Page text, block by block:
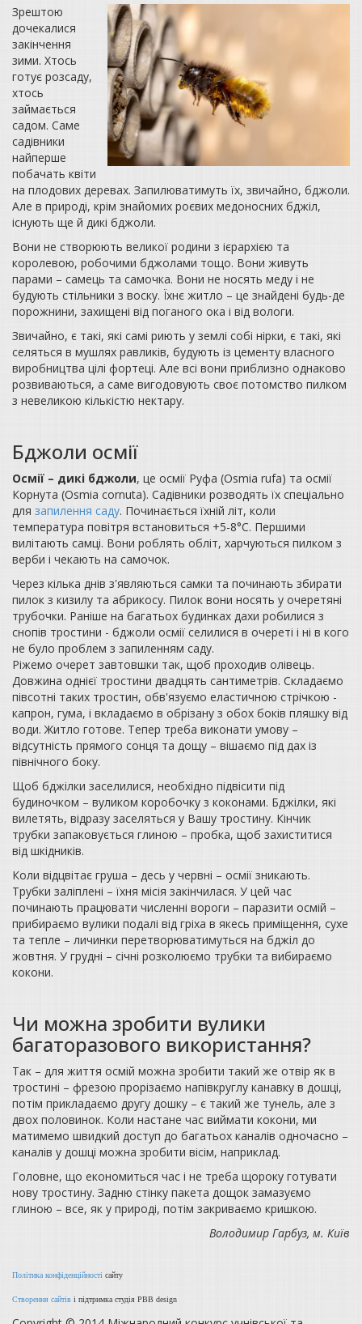
Зрештою
дочекалися
закінчення
зими. Хтось
готує розсаду,
хтось
займається
садом. Саме
садівники
найперше
побачать квіти
на плодових деревах. Запилюватимуть їх, звичайно, бджоли.
Але в природі, крім знайомих роєвих медоносних бджіл,
існують ще й дикі бджоли.
Вони не створюють великої родини з ієрархією та
королевою, робочими бджолами тощо. Вони живуть
парами – самець та самочка. Вони не носять меду і не
будують стільники з воску. Їхнє житло – це знайдені будь-де
порожнини, захищені від поганого ока і від вологи.
Звичайно, є такі, які самі риють у землі собі нірки, є такі, які
селяться в мушлях равликів, будують із цементу власного
виробництва цілі фортеці. Але всі вони приблизно однаково
розвиваються, а саме вигодовують своє потомство пилком
з невеликою кількістю нектару.
Бджоли осмії
Осмії – дикі бджоли, це осмії Руфа (Osmia rufa) та осмії
Корнута (Osmia cornuta). Садівники розводять їх спеціально
для запилення саду. Починається їхній літ, коли
температура повітря встановиться +5-8°С. Першими
вилітають самці. Вони роблять обліт, харчуються пилком з
верби і чекають на самочок.
Через кілька днів з'являються самки та починають збирати
пилок з кизилу та абрикосу. Пилок вони носять у очеретяні
трубочки. Раніше на багатьох будинках дахи робилися з
снопів тростини - бджоли осмії селилися в очереті і ні в кого
не було проблем з запиленням саду.
Ріжемо очерет завтовшки так, щоб проходив олівець.
Довжина однієї тростини двадцять сантиметрів. Складаємо
півсотні таких тростин, обв'язуємо еластичною стрічкою -
капрон, гума, і вкладаємо в обрізану з обох боків пляшку від
води. Житло готове. Тепер треба виконати умову –
відсутність прямого сонця та дощу – вішаємо під дах із
північного боку.
Щоб бджілки заселилися, необхідно підвісити під
будиночком – вуликом коробочку з коконами. Бджілки, які
вилетять, відразу заселяться у Вашу тростину. Кінчик
трубки запаковується глиною – пробка, щоб захиститися
від шкідників.
Коли відцвітає груша – десь у червні – осмії зникають.
Трубки заліплені – їхня місія закінчилася. У цей час
починають працювати численні вороги – паразити осмій –
прибираємо вулики подалі від гріха в якесь приміщення, сухе
та тепле – личинки перетворюватимуться на бджіл до
жовтня. У грудні – січні розколюємо трубки та вибираємо
кокони.
Чи можна зробити вулики
багаторазового використання?
Так – для життя осмій можна зробити такий же отвір як в
тростині – фрезою прорізаємо напівкруглу канавку в дошці,
потім прикладаємо другу дошку – є такий же тунель, але з
двох половинок. Коли настане час виймати кокони, ми
матимемо швидкий доступ до багатьох каналів одночасно –
каналів у дошці можна зробити вісім, наприклад.
Головне, що економиться час і не треба щороку готувати
нову тростину. Задню стінку пакета дощок замазуємо
глиною – все, як у природі, потім закриваємо кришкою.
Володимир Гарбуз, м. Київ
Політика конфіденційності сайту
Створення сайтів і підтримка студія PBB design